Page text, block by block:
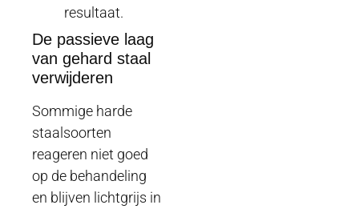
resultaat.
De passieve laag
van gehard staal
verwijderen
Sommige harde
staalsoorten
reageren niet goed
op de behandeling
en blijven lichtgrijs in